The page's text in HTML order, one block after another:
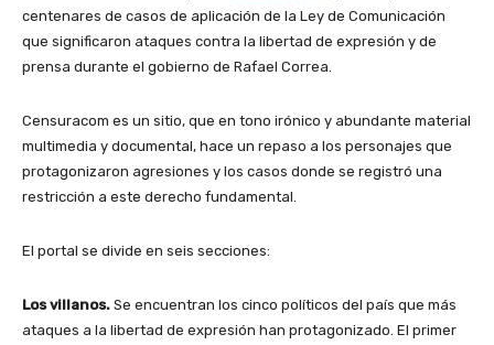
centenares de casos de aplicación de la Ley de Comunicación
que significaron ataques contra la libertad de expresión y de
prensa durante el gobierno de Rafael Correa.
Censuracom es un sitio, que en tono irónico y abundante material
multimedia y documental, hace un repaso a los personajes que
protagonizaron agresiones y los casos donde se registró una
restricción a este derecho fundamental.
El portal se divide en seis secciones:
Los villanos. Se encuentran los cinco políticos del país que más
ataques a la libertad de expresión han protagonizado. El primer